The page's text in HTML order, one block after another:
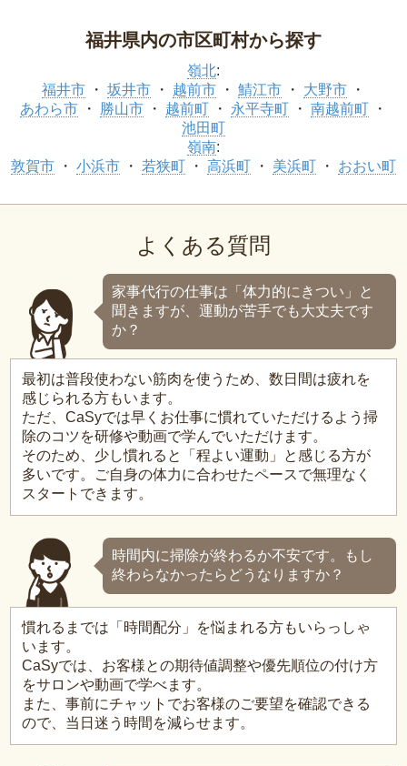
福井県内の市区町村から探す
嶺北:
福井市
坂井市 越前市 鯖江市
大野市
あわら市
勝山市 越前町 永平寺町
南越前町
池田町
嶺南:
敦賀市
小浜市 若狭町 高浜町 美浜町 おおい町
よくある質問
家事代行の仕事は「体力的にきつい」と
聞きますが、運動が苦手でも大丈夫です
か？
最初は普段使わない筋肉を使うため、数日間は疲れを
感じられる方もいます。
ただ、CaSyでは早くお仕事に慣れていただけるよう掃
除のコツを研修や動画で学んでいただけます。
そのため、少し慣れると「程よい運動」と感じる方が
多いです。ご自身の体力に合わせたペースで無理なく
スタートできます。
時間内に掃除が終わるか不安です。もし
終わらなかったらどうなりますか？
慣れるまでは「時間配分」を悩まれる方もいらっしゃ
います。
CaSyでは、お客様との期待値調整や優先順位の付け方
をサロンや動画で学べます。
また、事前にチャットでお客様のご要望を確認できる
ので、当日迷う時間を減らせます。